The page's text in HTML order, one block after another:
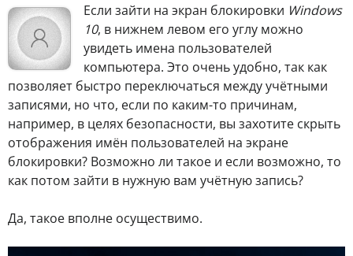
Если зайти на экран блокировки Windows
10, в нижнем левом его углу можно
увидеть имена пользователей
компьютера. Это очень удобно, так как
позволяет быстро переключаться между учётными
записями, но что, если по каким-то причинам,
например, в целях безопасности, вы захотите скрыть
отображения имён пользователей на экране
блокировки? Возможно ли такое и если возможно, то
как потом зайти в нужную вам учётную запись?
Да, такое вполне осуществимо.